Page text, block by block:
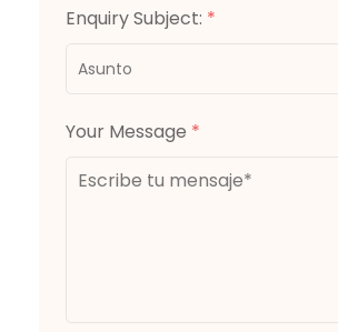
Enquiry Subject: *
Your Message *